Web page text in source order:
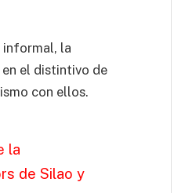
informal, la
el distintivo de
con ellos.
la
de Silao y